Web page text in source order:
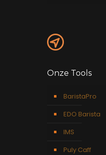
Onze Tools
BaristaPro
EDO Barista
IMS
Puly Caff